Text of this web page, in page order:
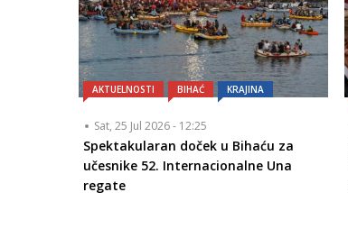
AKTUELNOSTI BIHAĆ KRAJINA
Sat, 25 Jul 2026 - 12:25
Spektakularan doček u Bihaću za
učesnike 52. Internacionalne Una
regate